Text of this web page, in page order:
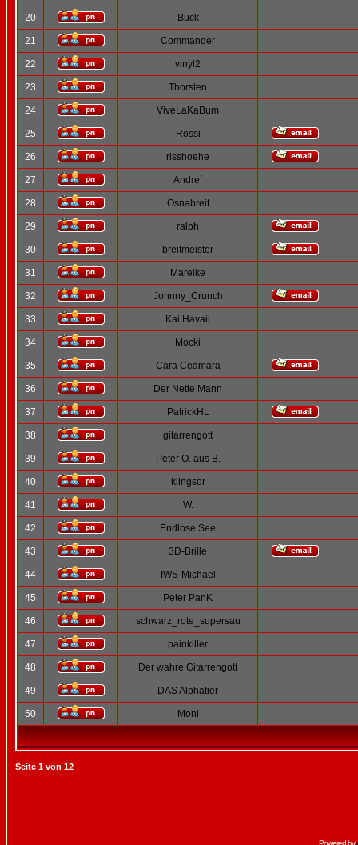
20 Buck
21 Commander
22 vinyl2
23 Thorsten
24 ViveLaKaBum
25 Rossi
26 risshoehe
27 Andre´
28 Osnabreit
29 ralph
30 breitmeister
31 Mareike
32 Johnny_Crunch
33 Kai Havaii
34 Mocki
35 Cara Ceamara
36 Der Nette Mann
37 PatrickHL
38 gitarrengott
39 Peter O. aus B.
40 klingsor
41 W.
42 Endlose See
43 3D-Brille
44 IWS-Michael
45 Peter PanK
46 schwarz_rote_supersau
47 painkiller
48 Der wahre Gitarrengott
49 DAS Alphatier
50 Moni
Seite 1 von 12
Powered by